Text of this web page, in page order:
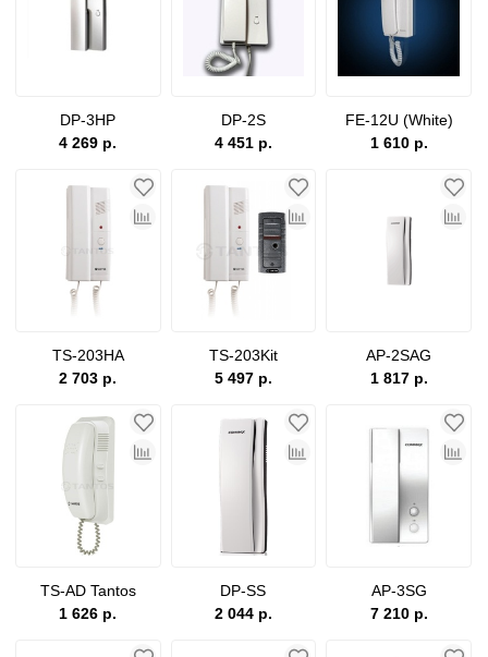
DP-3HP
4 269 р.
DP-2S
4 451 р.
FE-12U (White)
1 610 р.
TS-203HA
2 703 р.
TS-203Kit
5 497 р.
AP-2SAG
1 817 р.
TS-AD Tantos
1 626 р.
DP-SS
2 044 р.
AP-3SG
7 210 р.